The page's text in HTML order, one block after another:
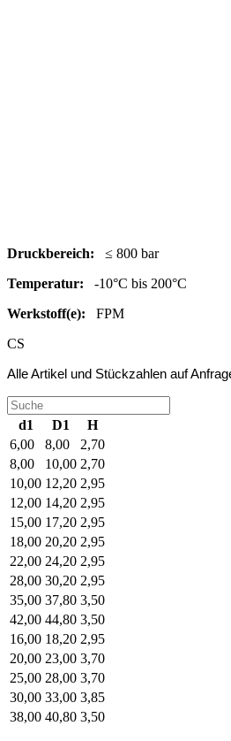
Druckbereich: ≤ 800 bar
Temperatur: -10°C bis 200°C
Werkstoff(e): FPM
CS
Alle Artikel und Stückzahlen auf
d1 D1
H
6,00
8,00
2,70
8,00
10,00 2,70
10,00 12,20 2,95
12,00 14,20 2,95
15,00 17,20 2,95
18,00 20,20 2,95
22,00 24,20 2,95
28,00 30,20 2,95
35,00 37,80 3,50
42,00 44,80 3,50
16,00 18,20 2,95
20,00 23,00 3,70
25,00 28,00 3,70
30,00 33,00 3,85
38,00 40,80 3,50